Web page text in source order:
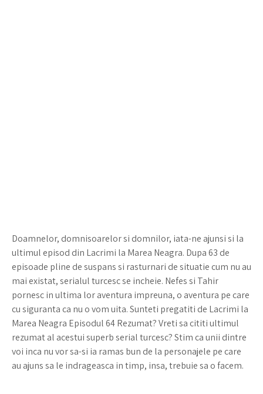
Doamnelor, domnisoarelor si domnilor, iata-ne ajunsi si la
ultimul episod din Lacrimi la Marea Neagra. Dupa 63 de
episoade pline de suspans si rasturnari de situatie cum nu au
mai existat, serialul turcesc se incheie. Nefes si Tahir
pornesc in ultima lor aventura impreuna, o aventura pe care
cu siguranta ca nu o vom uita. Sunteti pregatiti de Lacrimi la
Marea Neagra Episodul 64 Rezumat? Vreti sa cititi ultimul
rezumat al acestui superb serial turcesc? Stim ca unii dintre
voi inca nu vor sa-si ia ramas bun de la personajele pe care
au ajuns sa le indrageasca in timp, insa, trebuie sa o facem.